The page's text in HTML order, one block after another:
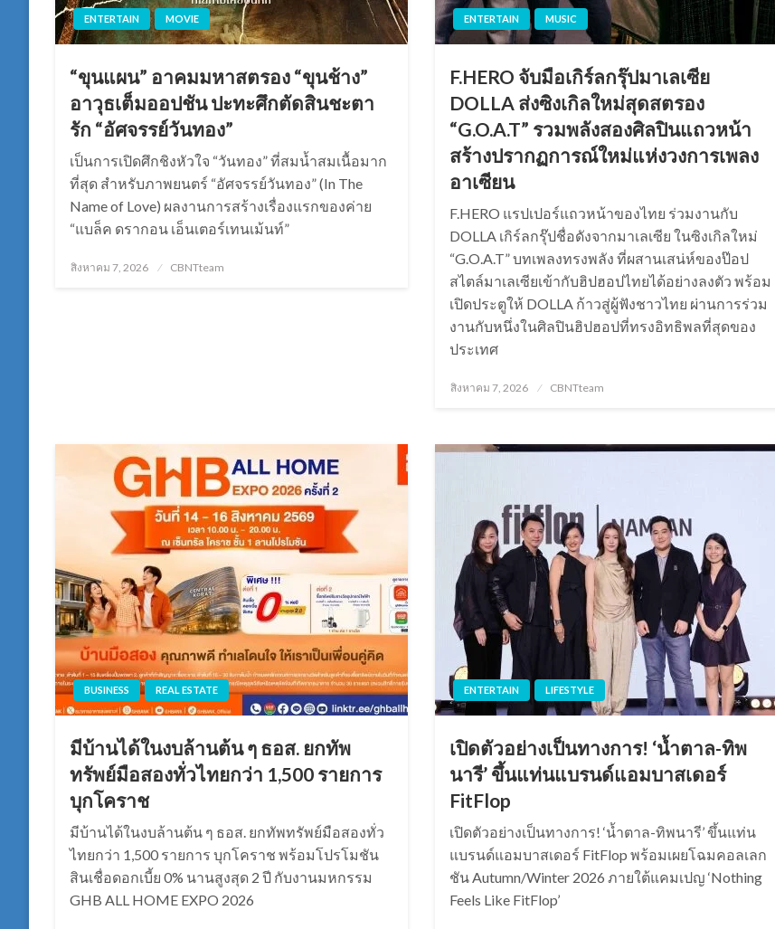
ENTERTAIN MOVIE
“ขุนแผน” อาคมมหาสตรอง “ขุนช้าง”
อาวุธเต็มออปชัน ปะทะศึกตัดสินชะตา
รัก “อัศจรรย์วันทอง”
เป็นการเปิดศึกชิงหัวใจ “วันทอง” ที่สมน้ำสมเนื้อมาก
ที่สุด สำหรับภาพยนตร์ “อัศจรรย์วันทอง” (In The
Name of Love) ผลงานการสร้างเรื่องแรกของค่าย
“แบล็ค ดรากอน เอ็นเตอร์เทนเม้นท์”
Posted
สิงหาคม 7, 2026 CBNTteam
ENTERTAIN MUSIC
F.HERO จับมือเกิร์ลกรุ๊ปมาเลเซีย
DOLLA ส่งซิงเกิลใหม่สุดสตรอง
“G.O.A.T” รวมพลังสองศิลปินแถวหน้า
สร้างปรากฏการณ์ใหม่แห่งวงการเพลง
อาเซียน
F.HERO แรปเปอร์แถวหน้าของไทย ร่วมงานกับ
DOLLA เกิร์ลกรุ๊ปชื่อดังจากมาเลเซีย ในซิงเกิลใหม่
“G.O.A.T” บทเพลงทรงพลัง ที่ผสานเสน่ห์ของป๊อป
สไตล์มาเลเซียเข้ากับฮิปฮอปไทยได้อย่างลงตัว พร้อม
เปิดประตูให้ DOLLA ก้าวสู่ผู้ฟังชาวไทย ผ่านการร่วม
งานกับหนึ่งในศิลปินฮิปฮอปที่ทรงอิทธิพลที่สุดของ
ประเทศ
Posted
สิงหาคม 7, 2026 CBNTteam
BUSINESS REAL ESTATE
มีบ้านได้ในงบล้านต้น ๆ ธอส. ยกทัพ
ทรัพย์มือสองทั่วไทยกว่า 1,500 รายการ
บุกโคราช
มีบ้านได้ในงบล้านต้น ๆ ธอส. ยกทัพทรัพย์มือสองทั่ว
ไทยกว่า 1,500 รายการ บุกโคราช พร้อมโปรโมชัน
สินเชื่อดอกเบี้ย 0% นานสูงสุด 2 ปี กับงานมหกรรม
GHB ALL HOME EXPO 2026
ENTERTAIN LIFESTYLE
เปิดตัวอย่างเป็นทางการ! ‘น้ำตาล-ทิพ
นารี’ ขึ้นแท่นแบรนด์แอมบาสเดอร์
FitFlop
เปิดตัวอย่างเป็นทางการ! ‘น้ำตาล-ทิพนารี’ ขึ้นแท่น
แบรนด์แอมบาสเดอร์ FitFlop พร้อมเผยโฉมคอลเลก
ชัน Autumn/Winter 2026 ภายใต้แคมเปญ ‘Nothing
Feels Like FitFlop’